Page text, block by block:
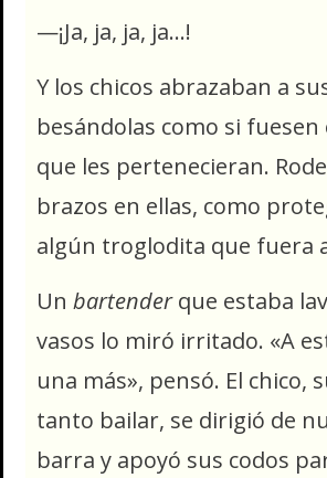
—¡Ja, ja, ja, ja…!
Y los chicos abrazaban a
besándolas como si
que les pertenecieran.
brazos en ellas, como
algún troglodita que fuera
Un bartenderque estaba
vasos lo miró irritado. «A
una más», pensó. El chico,
tanto bailar, se dirigió de
barra y apoyó sus codos